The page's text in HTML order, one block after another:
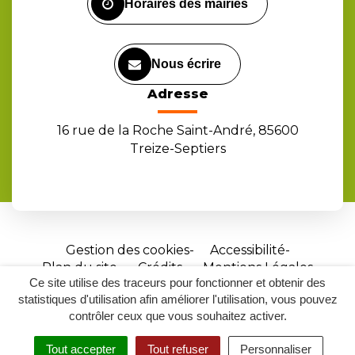
Ce site utilise des traceurs pour fonctionner et obtenir des
statistiques d'utilisation afin améliorer l'utilisation, vous pouvez
contrôler ceux que vous souhaitez activer.
Tout accepter Tout refuser Personnaliser
Horaires des mairies
Nous écrire
Adresse
16 rue de la Roche Saint-André, 85600
Treize-Septiers
Gestion des cookies
Accessibilité
Plan du site
Crédits
Mentions Légales
Site
réalisé
par
Inovagora